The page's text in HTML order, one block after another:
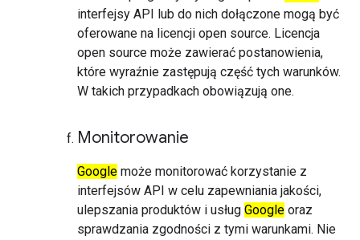
interfejsy API lub do nich dołączone mogą być
oferowane na licencji open source. Licencja
open source może zawierać postanowienia,
które wyraźnie zastępują część tych warunków.
W takich przypadkach obowiązują one.
Monitorowanie
Google może monitorować korzystanie z
interfejsów API w celu zapewniania jakości,
ulepszania produktów i usług Google oraz
sprawdzania zgodności z tymi warunkami. Nie